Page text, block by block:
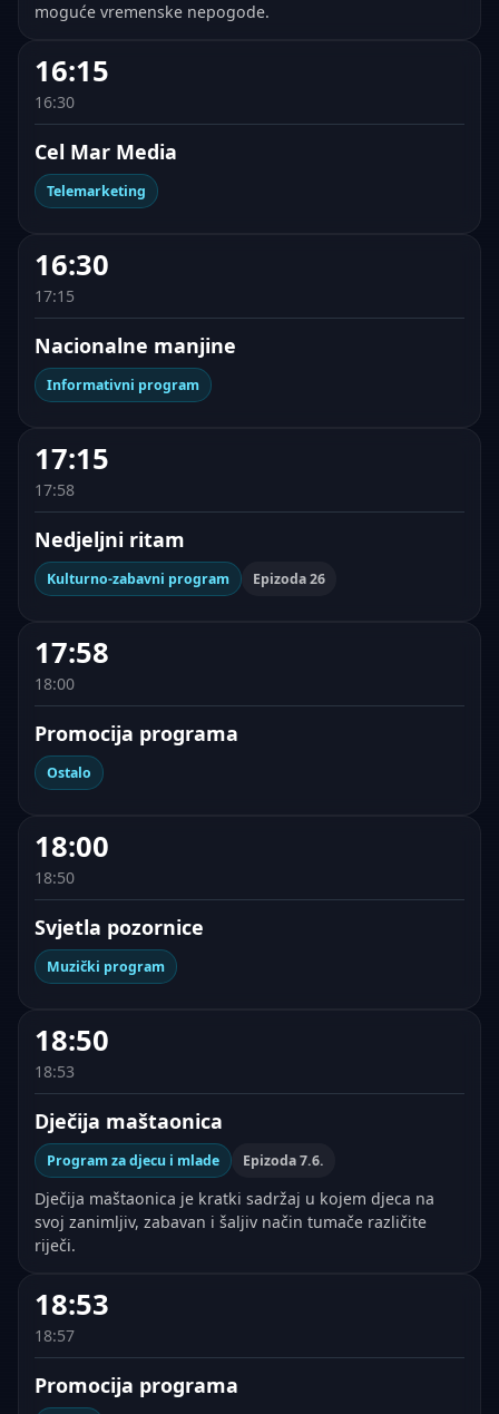
moguće vremenske nepogode.
16:15
16:30
Cel Mar Media
Telemarketing
16:30
17:15
Nacionalne manjine
Informativni program
17:15
17:58
Nedjeljni ritam
Kulturno-zabavni program Epizoda 26
17:58
18:00
Promocija programa
Ostalo
18:00
18:50
Svjetla pozornice
Muzički program
18:50
18:53
Dječija maštaonica
Program za djecu i mlade Epizoda 7.6.
Dječija maštaonica je kratki sadržaj u kojem djeca na
svoj zanimljiv, zabavan i šaljiv način tumače različite
riječi.
18:53
18:57
Promocija programa